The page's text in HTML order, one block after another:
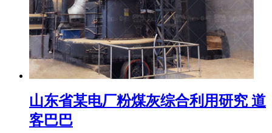
山东省某电厂粉煤灰综合利用研究 道
客巴巴